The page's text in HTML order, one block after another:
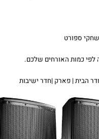
ספורט
לפי כמות האורחים שלכם.
הבית | פארק |חדר ישיבות